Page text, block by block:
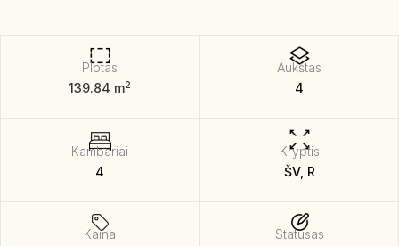
Plotas
139.84 m2
Aukštas
4
Kambariai
4
Kryptis
ŠV, R
Kaina
Statusas